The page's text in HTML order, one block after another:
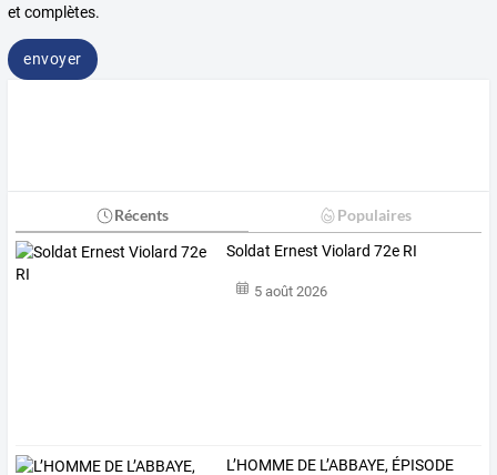
et complètes.
envoyer
Récents Populaires
Soldat Ernest Violard 72e RI
5 août 2026
L’HOMME DE L’ABBAYE, ÉPISODE